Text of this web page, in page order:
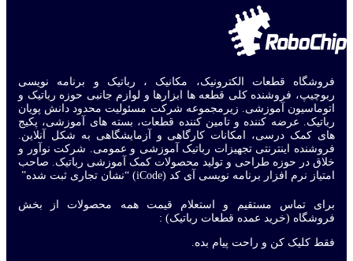
فروشگاه قطعات الکترونیک، مکانیک ، رباتیک و برنامه نویسی
ربوچیپ، فروشنده کلی قطعه ها ابزارها و لوازم جانبی حوزه رباتیک و
اتوماسیون آموزشی. زیرمجموعه شرکت مسئولیت محدود دانش پویان
رباتیک. عرضه کننده و تامین کننده قطعات، بسته های آموزشی، پکیج
های کمک درسی، امکانات کارگاهی و آزمایشگاهی به شکل آنلاین.
فروشنده اینترنتی تجهیزات رباتیک آموزشی و عمومی. شرکت نوآور و
خلاق در حوزه طراحی و تولید محصولات کمک آموزشی رباتیک. صاحب
امتیاز نرم افزار برنامه نویسی آی کد (iCode) “نشان تجاری ثبت شده”
برای تماس مستقیم و استعلام قیمت همه محصولات از بخش
فروشگاه (خرید عمده قطعات رباتیک) :
فقط کلیک کن و راحت پیام بده.